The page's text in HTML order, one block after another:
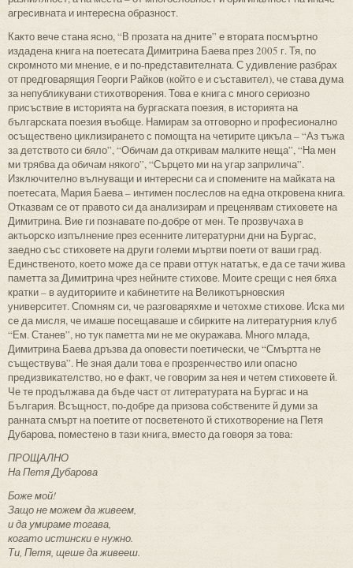
агресивната и интересна образност.
Както вече стана ясно, “В прозата на дните” е втората посмъртно
издадена книга на поетесата Димитрина Баева през 2005 г. Тя, по
скромното ми мнение, е и по-представителната. С удивление разбрах
от предговарящия Георги Райков (който е и съставител), че става дума
за непубликувани стихотворения. Това е книга с много сериозно
присъствие в историята на бургаската поезия, в историята на
българската поезия въобще. Намирам за отговорно и професионално
осъществено циклизирането с помощта на четирите цикъла – “Аз тъжа
за детството си бяло”, “Обичам да откривам малките неща”, “На мен
ми трябва да обичам някого”, “Сърцето ми на угар заприлича”.
Изключително вълнуващи и интересни са и спомените на майката на
поетесата, Мария Баева – интимен послеслов на една откровена книга.
Отказвам се от правото си да анализирам и преценявам стиховете на
Димитрина. Вие ги познавате по-добре от мен. Те прозвучаха в
актьорско изпълнение през есенните литературни дни на Бургас,
заедно със стиховете на други големи мъртви поети от ваши град.
Единственото, което може да се прави оттук нататък, е да се тачи жива
паметта за Димитрина чрез нейните стихове. Моите срещи с нея бяха
кратки – в аудиториите и кабинетите на Великотърновския
университет. Спомням си, че разговаряхме и четохме стихове. Иска ми
се да мисля, че имаше посещаваше и сбирките на литературния клуб
“Ем. Станев”, но тук паметта ми не ме окуражава. Много млада,
Димитрина Баева дръзва да оповести поетически, че “Смъртта не
съществува”. Не зная дали това е прозренчество или опасно
предизвикателство, но е факт, че говорим за нея и четем стиховете й.
Че те продължава да бъде част от литературата на Бургас и на
България. Всъщност, по-добре да призова собствените й думи за
ранната смърт на поетите от посветеното й стихотворение на Петя
Дубарова, поместено в тази книга, вместо да говоря за това:
ПРОЩАЛНО
На Петя Дубарова
Боже мой!
Защо не можем да живеем,
и да умираме тогава,
когато истински е нужно.
Ти, Петя, щеше да живееш.